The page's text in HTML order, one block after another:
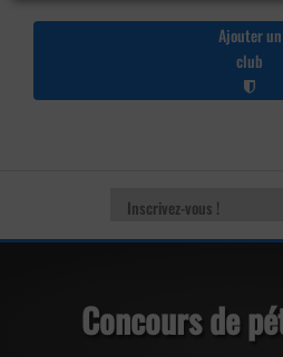
Ajouter un
club
Concours de